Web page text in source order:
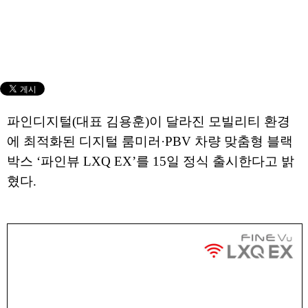
파인디지털(대표 김용훈)이 달라진 모빌리티 환경
에 최적화된 디지털 룸미러·PBV 차량 맞춤형 블랙
박스 ‘파인뷰 LXQ EX’를 15일 정식 출시한다고 밝
혔다.